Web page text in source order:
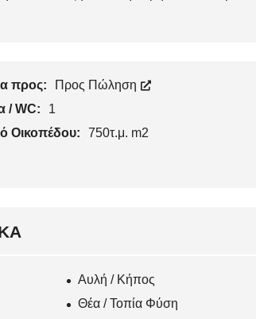
προς:
Προς Πώληση
/ WC:
1
Οικοπέδου:
750τ.μ. m2
Αυλή / Κήπος
Θέα / Τοπία Φύση